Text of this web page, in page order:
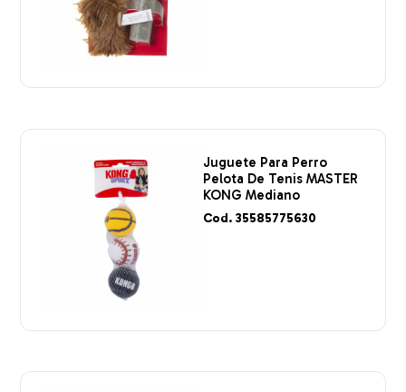
Juguete Para Perro
Pelota De Tenis MASTER
KONG Mediano
Cod. 35585775630